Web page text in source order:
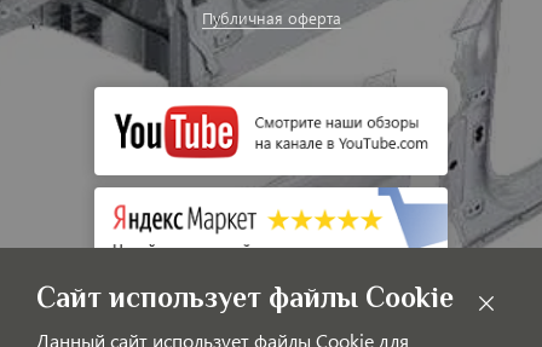
Публичная оферта
Сайт использует файлы Cookie
Данный сайт использует файлы Cookie для